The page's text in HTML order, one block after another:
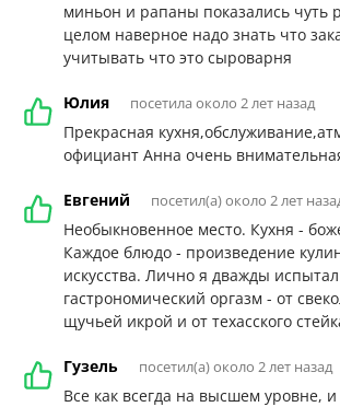
миньон и рапаны показались чуть
целом наверное надо знать что
учитывать что это сыроварня
Юлия посетила около 2 лет назад
Прекрасная
официант Анна очень
Евгений посетил(а) около 2 лет
Необыкновенное место. Кухня -
Каждое блюдо - произведение
искусства. Лично я дважды испытал
гастрономический оргазм - от
щучьей икрой и от техасского
Гузель посетил(а) около 2 лет назад
Все как всегда на высшем уровне,